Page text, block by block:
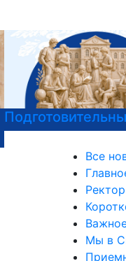
Ректор
Коротко
Мы в